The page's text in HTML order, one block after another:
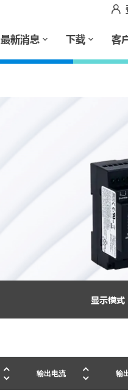
最新消息 下载 客
显示模式
输出电流 输